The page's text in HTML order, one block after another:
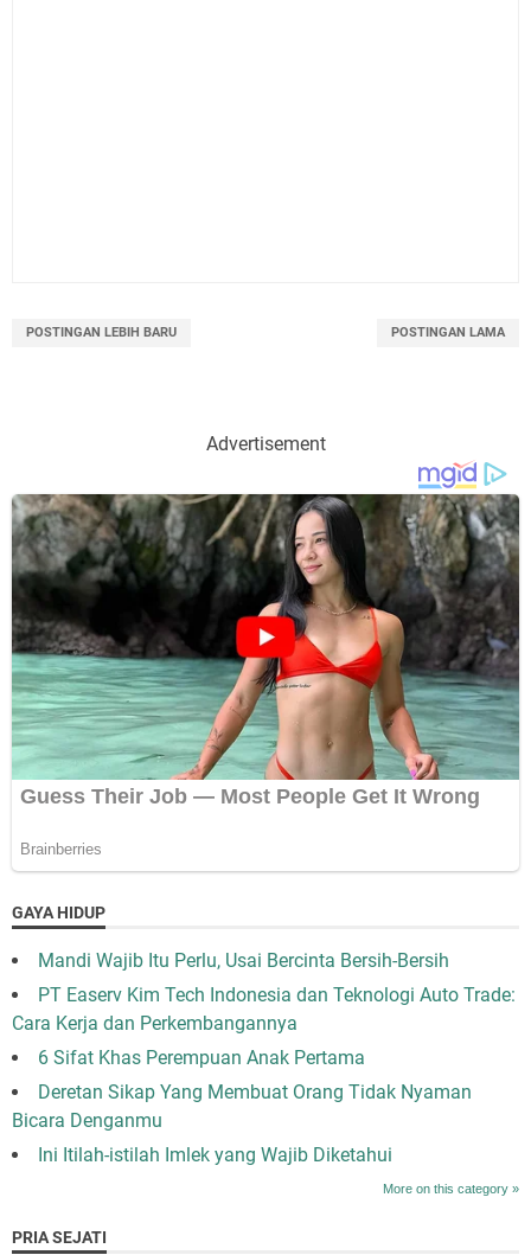
POSTINGAN LEBIH BARU POSTINGAN LAMA
Advertisement
GAYA HIDUP
Mandi Wajib Itu Perlu, Usai Bercinta Bersih-Bersih
PT Easerv Kim Tech Indonesia dan Teknologi Auto Trade:
Cara Kerja dan Perkembangannya
6 Sifat Khas Perempuan Anak Pertama
Deretan Sikap Yang Membuat Orang Tidak Nyaman
Bicara Denganmu
Ini Itilah-istilah Imlek yang Wajib Diketahui
More on this category »
PRIA SEJATI